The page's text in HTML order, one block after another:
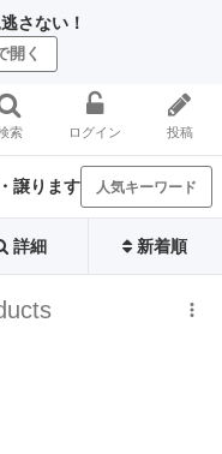
さない！
開く
索 ログイン 投稿
譲ります 人気キーワード
詳細 新着順